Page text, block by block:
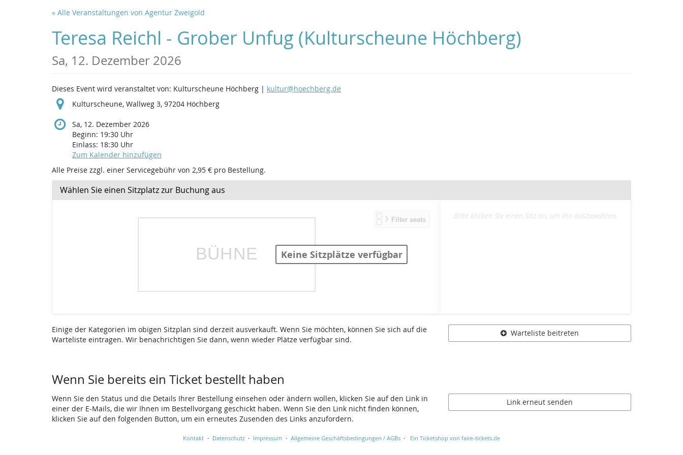
« Alle Veranstaltungen von Agentur Zweigold
Teresa Reichl - Grober Unfug (Kulturscheune Höchberg)
Sa, 12. Dezember 2026
Dieses Event wird veranstaltet von: Kulturscheune Höchberg | kultur@hoechberg.de
Kulturscheune, Wallweg 3, 97204 Höchberg
Sa, 12. Dezember 2026
Beginn: 19:30 Uhr
Einlass: 18:30 Uhr
Zum Kalender hinzufügen
Alle Preise zzgl. einer Servicegebühr von 2,95 € pro Bestellung.
Wählen Sie einen Sitzplatz zur Buchung aus
Sitze
Bitte klicken Sie einen Sitz an, um ihn auszuwählen.
Keine Sitzplätze verfügbar
Einige der Kategorien im obigen Sitzplan sind derzeit ausverkauft. Wenn Sie möchten, können Sie sich auf die
Warteliste eintragen. Wir benachrichtigen Sie dann, wenn wieder Plätze verfügbar sind.
Warteliste beitreten
Wenn Sie bereits ein Ticket bestellt haben
Wenn Sie den Status und die Details Ihrer Bestellung einsehen oder ändern wollen, klicken Sie auf den Link in
einer der E-Mails, die wir Ihnen im Bestellvorgang geschickt haben. Wenn Sie den Link nicht finden können,
klicken Sie auf den folgenden Button, um ein erneutes Zusenden des Links anzufordern.
Link erneut senden
Kontakt Datenschutz Impressum Allgemeine Geschäftsbedingungen / AGBs Ein Ticketshop von faire-tickets.de